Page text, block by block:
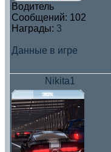
Водитель
Сообщений: 102
Награды: 3
Данные в игре
Nikita1